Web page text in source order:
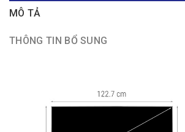
MÔ TẢ
THÔNG TIN BỔ SUNG